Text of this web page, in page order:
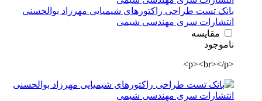
بانک تست طراحی راکتورهای شیمیایی مهرزاد بوالحسنی
انتشارات سری مهندسی شیمی
مقایسه
ناموجود
<p><br></p>